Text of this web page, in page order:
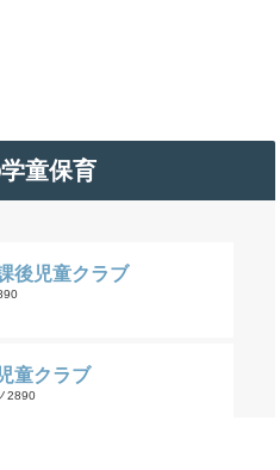
童保育
後児童クラブ
童クラブ
2890